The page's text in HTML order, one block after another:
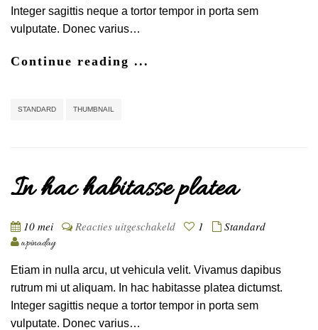
Integer sagittis neque a tortor tempor in porta sem
vulputate. Donec varius…
Continue reading ...
STANDARD THUMBNAIL
In hac habitasse platea
10 mei Reacties uitgeschakeldvoor
habitasse
platea
1 Standard
wpinaday
Etiam in nulla arcu, ut vehicula velit. Vivamus dapibus
rutrum mi ut aliquam. In hac habitasse platea dictumst.
Integer sagittis neque a tortor tempor in porta sem
vulputate. Donec varius…